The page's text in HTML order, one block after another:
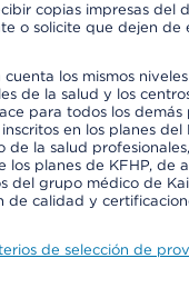
copias impresas
o solicite que dejen de
los mismos
de la salud y los
para todos los
en los planes
de la salud
los planes de KFHP, de
del grupo médico de
de calidad y
de selección de